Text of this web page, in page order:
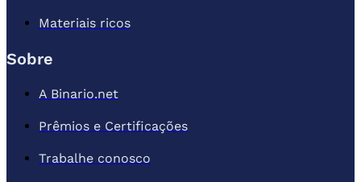
Materiais ricos
Sobre
A Binario.net
Prêmios e Certificações
Trabalhe conosco